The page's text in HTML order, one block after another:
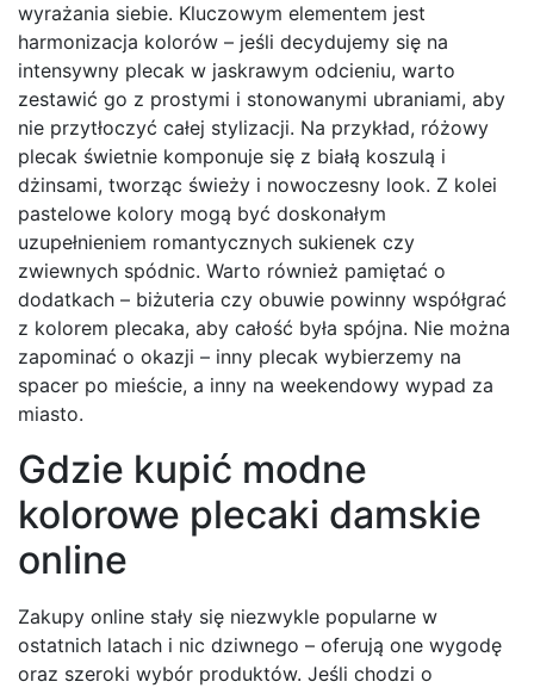
wyrażania siebie. Kluczowym elementem jest
harmonizacja kolorów – jeśli decydujemy się na
intensywny plecak w jaskrawym odcieniu, warto
zestawić go z prostymi i stonowanymi ubraniami, aby
nie przytłoczyć całej stylizacji. Na przykład, różowy
plecak świetnie komponuje się z białą koszulą i
dżinsami, tworząc świeży i nowoczesny look. Z kolei
pastelowe kolory mogą być doskonałym
uzupełnieniem romantycznych sukienek czy
zwiewnych spódnic. Warto również pamiętać o
dodatkach – biżuteria czy obuwie powinny współgrać
z kolorem plecaka, aby całość była spójna. Nie można
zapominać o okazji – inny plecak wybierzemy na
spacer po mieście, a inny na weekendowy wypad za
miasto.
Gdzie kupić modne
kolorowe plecaki damskie
online
Zakupy online stały się niezwykle popularne w
ostatnich latach i nic dziwnego – oferują one wygodę
oraz szeroki wybór produktów. Jeśli chodzi o